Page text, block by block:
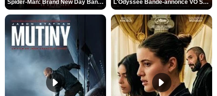
Spider-Man: Brand New Day Bande-annonce VO STFR L'Odyssée Bande-annonce VO STFR